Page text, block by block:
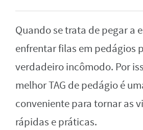
Quando se trata de pegar a
enfrentar filas em pedágios
verdadeiro incômodo. Por
melhor TAG de pedágio é
conveniente para tornar as
rápidas e práticas.